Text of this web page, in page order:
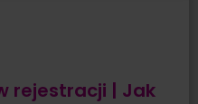
rejestracji | Jak